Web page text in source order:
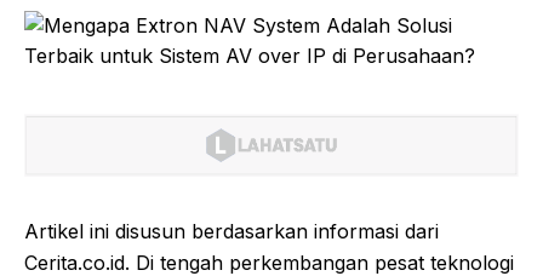
Artikel ini disusun berdasarkan informasi dari
Cerita.co.id. Di tengah perkembangan pesat teknologi